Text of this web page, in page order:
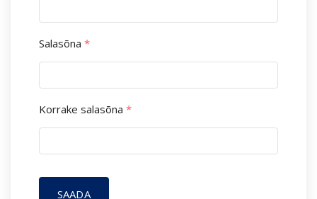
Salasõna *
Korrake salasõna *
SAADA